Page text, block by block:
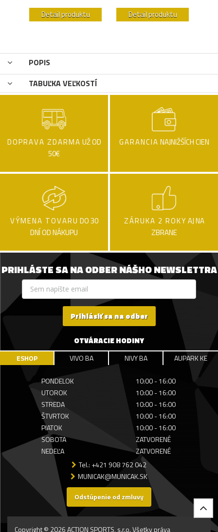
Detail produktu Detail produktu
POPIS
TABUĽKA VEĽKOSTÍ
DOPRAVA ZDARMA UŽ OD
50€
GARANCIA NAJNIŽŠÍCH CIEN
VÝMENA TOVARU DO 30
DNÍ OD NÁKUPU
ZÁRUKA 2 ROKY AJ NA
ZBRANE
PRIHLÁSTE SA NA ODBER NÁŠHO NEWSLETTRA
Prihlásiť sa na odber
OTVÁRACIE HODINY
ESHOP VIVO BA NIVY BA AUPARK KE
PONDELOK
10:00 - 16:00
UTOROK
10:00 - 16:00
STREDA
10:00 - 16:00
ŠTVRTOK
10:00 - 16:00
PIATOK
10:00 - 16:00
SOBOTA
ZATVORENÉ
NEDEĽA
ZATVORENÉ
Tel.: +421 908 762 042
MUNICAK@MUNICAK.SK
Odstúpenie od zmluvy
Copyright © 2026 ACTION SPORTS, s.r.o. Všetky práva